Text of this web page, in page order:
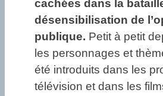
cachées dans la
désensibilisation de
publique. Petit à petit
les personnages et
été introduits dans les
télévision et dans les